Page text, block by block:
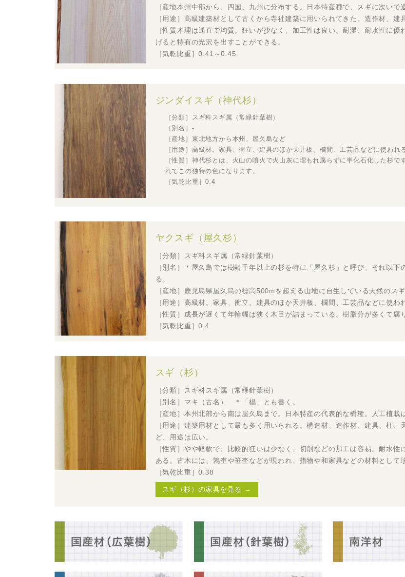
［産地本州中部から、四国、九州に分布する。日本特産種で、スギに次いで
［用途］高級建築材として古くから寺社建築に用いられてきた。造作材、建
［性質木理は通直で均質。狂いが少なく、加工性は良い。耐湿、耐水性に
げると特有の光沢を出すことができる。
［気乾比重］0.41～0.45
ジンダイスギ（神代杉）
［分類］スギ科スギ属（常緑針葉樹）
［別名］-
［産地］東北地方から本州、屋久島など
［用途］高級材。家具、衝立、建具のほか天井板、欄間、工芸品などに使われる
［性質］神代杉とは、火山の噴火で火山灰に埋もれ腐らずに半化石化した杉で
れてこの独特の色になります。
［気乾比重］0.4
ヤクスギ（屋久杉）
［分類］スギ科スギ属（常緑針葉樹）
［別名］＊屋久島では樹齢千年以上の杉を特に「屋久杉」と呼び、それ以
る。
［産地］鹿児島県屋久島の標高500mを超える山地に自生している天然のスギ
［用途］高級材。家具、衝立、建具のほか天井板、欄間、工芸品などに使わ
［性質］成長が遅くて年輪幅は狭く木目が詰まっている。樹脂分が多くて腐
［気乾比重］0.4
スギ（杉）
［分類］スギ科スギ属（常緑針葉樹）
［別名］マキ（古名） ＊「椙」とも書く。
［産地］本州北部から南は屋久島まで。日本特産の代表的な樹種。人工植栽
［用途］建築用材として最も多く用いられる。構造材、造作材、建具、柱
ど、用途は広い。
［性質］やや軽軟で、比較的狂いは少なく、切削などの加工は容易。耐水
ある。古木には、鶉杢や笹杢などが現われ、指物や和家具などの材料として
［気乾比重］0.38
スギ（杉）の家具を見る →